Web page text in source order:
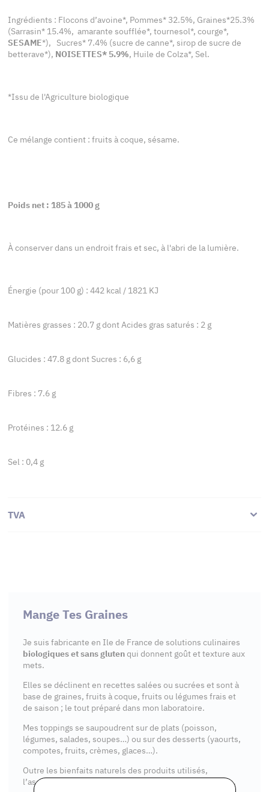
Ingrédients : Flocons d’avoine*, Pommes* 32.5%, Graines*25.3%
(Sarrasin* 15.4%, amarante soufflée*, tournesol*, courge*,
SESAME*), Sucres* 7.4% (sucre de canne*, sirop de sucre de
betterave*), NOISETTES* 5.9%, Huile de Colza*, Sel.
*Issu de l'Agriculture biologique
Ce mélange contient : fruits à coque, sésame.
Poids net : 185 à 1000 g
À conserver dans un endroit frais et sec, à l'abri de la lumière.
Énergie (pour 100 g) : 442 kcal / 1821 KJ
Matières grasses : 20.7 g dont Acides gras saturés : 2 g
Glucides : 47.8 g dont Sucres : 6,6 g
Fibres : 7.6 g
Protéines : 12.6 g
Sel : 0,4 g
TVA
Mange Tes Graines
Je suis fabricante en Ile de France de solutions culinaires
biologiques et sans glutenqui donnent goût et texture aux
mets.
Elles se déclinent en recettes salées ou sucrées et sont à
base de graines, fruits à coque, fruits ou légumes frais et
de saison ; le tout préparé dans mon laboratoire.
Mes toppings se saupoudrent sur de plats (poisson,
légumes, salades, soupes…) ou sur des desserts (yaourts,
compotes, fruits, crèmes, glaces…).
Outre les bienfaits naturels des produits utilisés,
l’association parfois osée des épices les rend originales.